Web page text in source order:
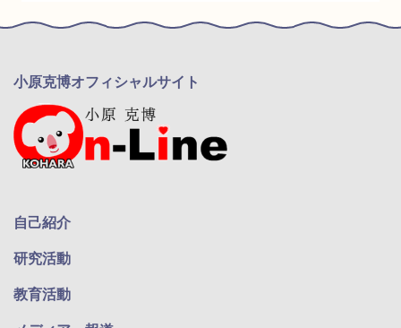
小原克博オフィシャルサイト
自己紹介
研究活動
教育活動